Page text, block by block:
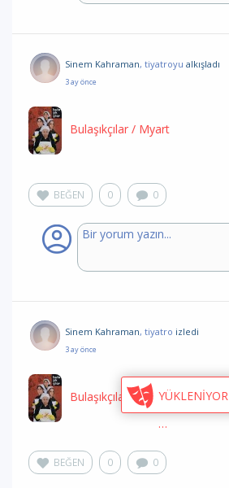
YÜKLENİYOR
Sinem Kahraman, tiyatroyu alkışladı
3 ay önce
Bulaşıkçılar / Myart
BEĞEN 0 0
Sinem Kahraman, tiyatro izledi
3 ay önce
Bulaşıkçılar/ Myart
BEĞEN 0 0